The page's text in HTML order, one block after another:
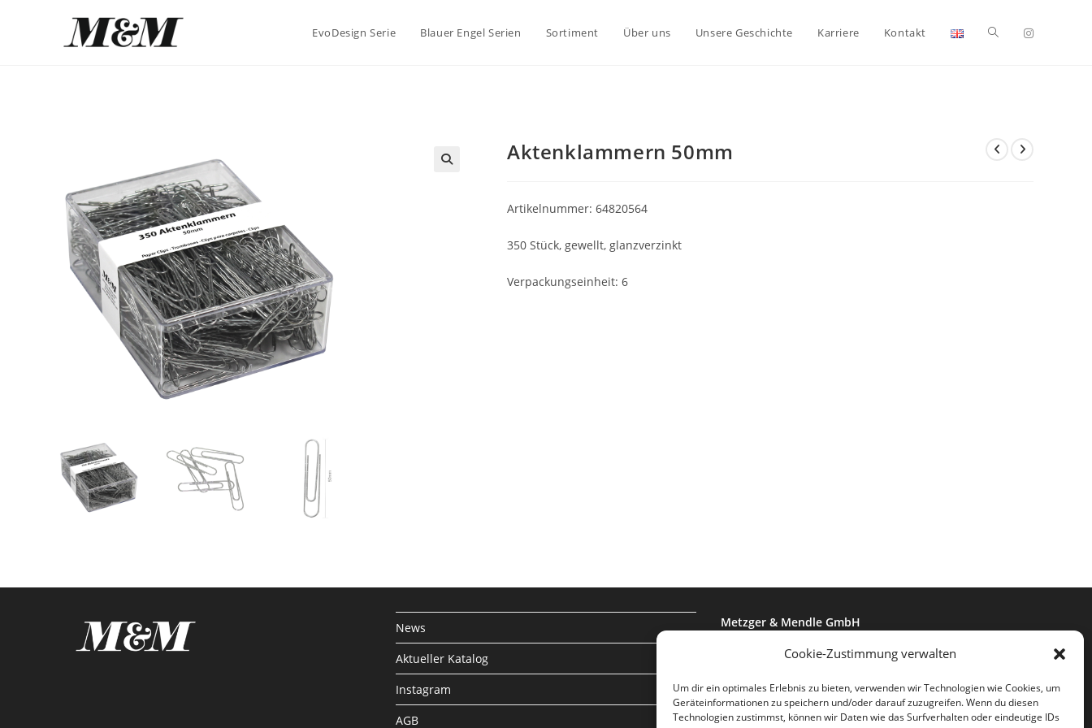
Cookie-Zustimmung verwalten
Um dir ein optimales Erlebnis zu bieten, verwenden wir Technologien wie Cookies, um
Geräteinformationen zu speichern und/oder darauf zuzugreifen. Wenn du diesen
Technologien zustimmst, können wir Daten wie das Surfverhalten oder eindeutige IDs
EvoDesign Serie Blauer Engel Serien Sortiment Über uns Unsere Geschichte Karriere Kontakt
Aktenklammern 50mm
Artikelnummer: 64820564
350 Stück, gewellt, glanzverzinkt
Verpackungseinheit: 6
News
Aktueller Katalog
Instagram
AGB
Metzger & Mendle GmbH
86850 Fischach
Telefon:
+49 8236 5880